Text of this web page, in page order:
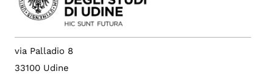
via Palladio 8
33100 Udine